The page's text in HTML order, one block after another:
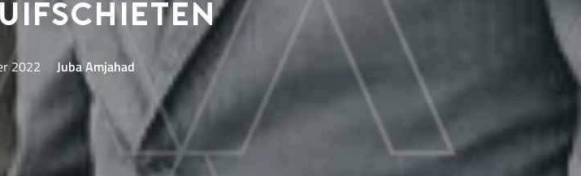
2022 Juba Amjahad